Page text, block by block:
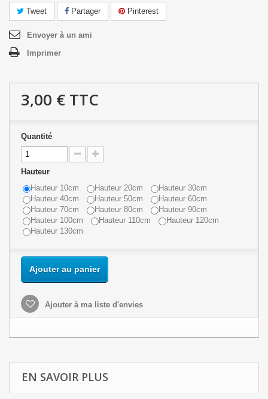
Tweet Partager Pinterest
Envoyer à un ami
Imprimer
3,00 € TTC
Quantité
Hauteur
Hauteur 10cm
Hauteur 20cm
Hauteur 30cm
Hauteur 40cm
Hauteur 50cm
Hauteur 60cm
Hauteur 70cm
Hauteur 80cm
Hauteur 90cm
Hauteur 100cm
Hauteur 110cm
Hauteur 120cm
Hauteur 130cm
Ajouter au panier
Ajouter à ma liste d'envies
EN SAVOIR PLUS